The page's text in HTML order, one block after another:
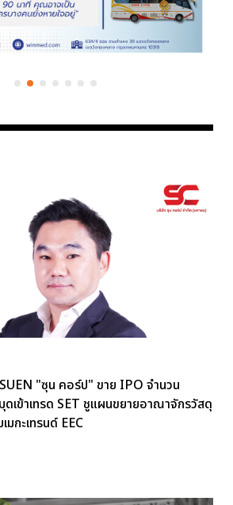
"ซุน คอร์ป" ขาย IPO จำนวน
เข้าเทรด SET ชูแผนขยายอาณาจักรวัสดุ
กะเทรนด์ EEC